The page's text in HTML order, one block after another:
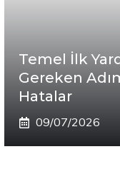
Temel İlk
Gereken
Hatalar
09/07/2026